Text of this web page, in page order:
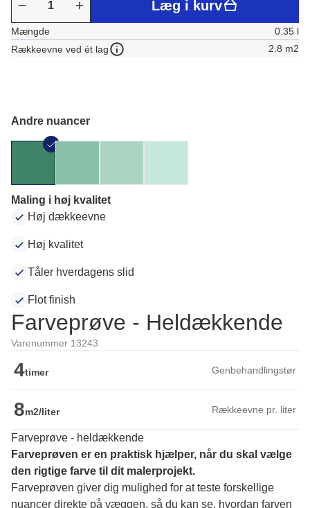
Læg i kurv
Mængde
0.35 l
Rækkeevne ved ét lag
2.8 m2
Andre nuancer
Maling i høj kvalitet
Høj dækkeevne
Høj kvalitet
Tåler hverdagens slid
Flot finish
Farveprøve - Heldækkende
Varenummer 13243
4timer Genbehandlingstør
8m2/liter Rækkeevne pr. liter
Farveprøve - heldækkende
Farveprøven er en praktisk hjælper, når du skal vælge
den rigtige farve til dit malerprojekt.
Farveprøven giver dig mulighed for at teste forskellige
nuancer direkte på væggen, så du kan se, hvordan farven